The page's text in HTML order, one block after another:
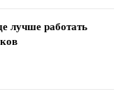
лучше работать